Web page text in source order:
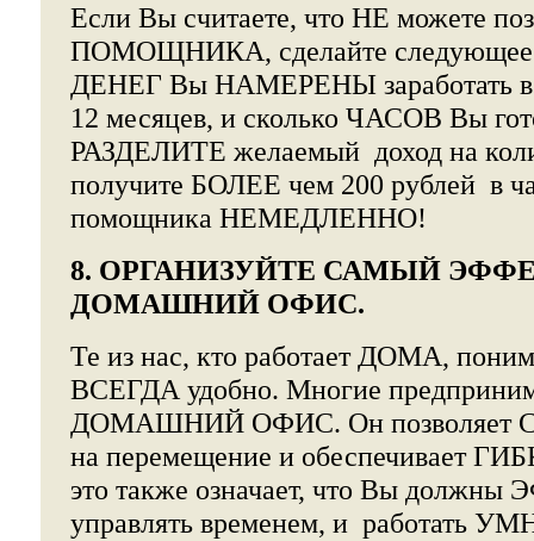
Если Вы считаете, что НЕ можете
ПОМОЩНИКА, сделайте
ДЕНЕГ Вы НАМЕРЕНЫ заработать в
12 месяцев, и сколько ЧАСОВ Вы
РАЗДЕЛИТЕ желаемый доход на
получите БОЛЕЕ чем 200 рублей в
помощника НЕМЕДЛЕННО!
8. ОРГАНИЗУЙТЕ САМЫЙ
ДОМАШНИЙ ОФИС.
Те из нас, кто работает ДОМА,
ВСЕГДА удобно. Многие
ДОМАШНИЙ ОФИС. Он позволяет
на перемещение и обеспечивает
это также означает, что Вы
управлять временем, и работать